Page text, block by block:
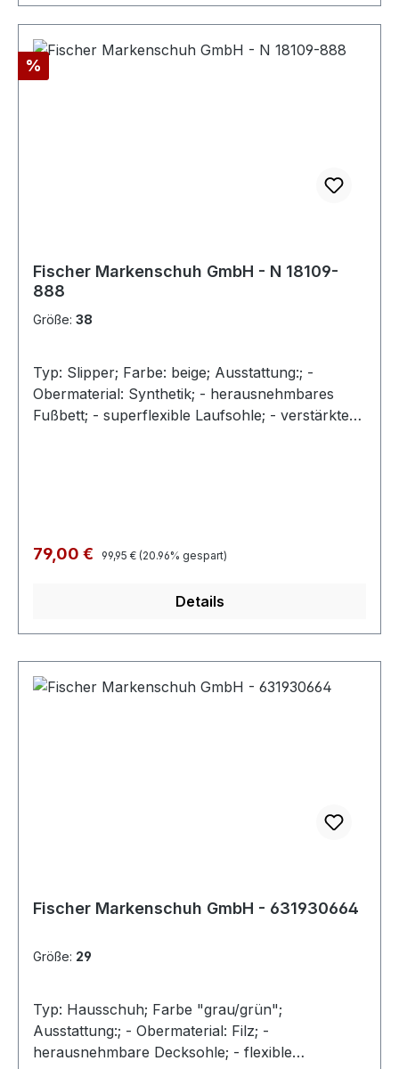
Rabatt
%
Fischer Markenschuh GmbH - N 18109-
888
Größe: 38
Typ: Slipper; Farbe: beige; Ausstattung:; -
Obermaterial: Synthetik; - herausnehmbares
Fußbett; - superflexible Laufsohle; - verstärkte
Verkaufspreis:
79,00 € Regulärer Preis:
99,95 € (20.96% gespart)
Details
Fischer Markenschuh GmbH - 631930664
Größe: 29
Typ: Hausschuh; Farbe "grau/grün";
Ausstattung:; - Obermaterial: Filz; -
herausnehmbare Decksohle; - flexible